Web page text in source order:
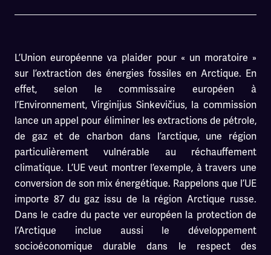
L’Union européenne va plaider pour « un moratoire »
sur l’extraction des énergies fossiles en Arctique. En
effet, selon le commissaire européen à
l’Environnement, Virginijus Sinkevičius, la commission
lance un appel pour éliminer les extractions de pétrole,
de gaz et de charbon dans l’arctique, une région
particulièrement vulnérable au réchauffement
climatique. L’UE veut montrer l’exemple, à travers une
conversion de son mix énergétique. Rappelons que l’UE
importe 87 du gaz issu de la région Arctique russe.
Dans le cadre du pacte ver européen la protection de
l’Arctique inclue aussi le développement
socioéconomique durable dans le respect des